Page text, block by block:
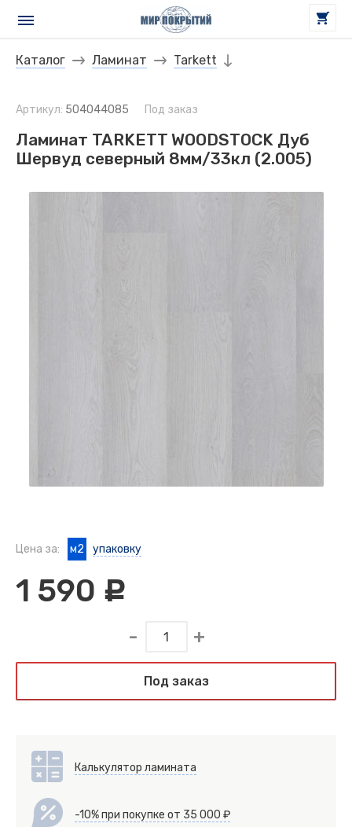
Каталог Ламинат Tarkett
Артикул: 504044085 Под заказ
Ламинат TARKETT WOODSTOCK Дуб
Шервуд северный 8мм/33кл (2.005)
Цена за: м2 упаковку
1 590 c
Под заказ
Калькулятор ламината
-10% при покупке от 35 000 ₽